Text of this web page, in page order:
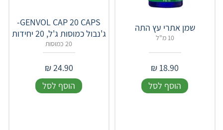
שמן אתרי עץ התה
10 מ"ל
18.90
₪
הוסף לסל
GENVOL CAP 20 CAPS-
ג'נבול כמוסות ג'ל, 20 יחידות
20 כמוסות
24.90
₪
הוסף לסל